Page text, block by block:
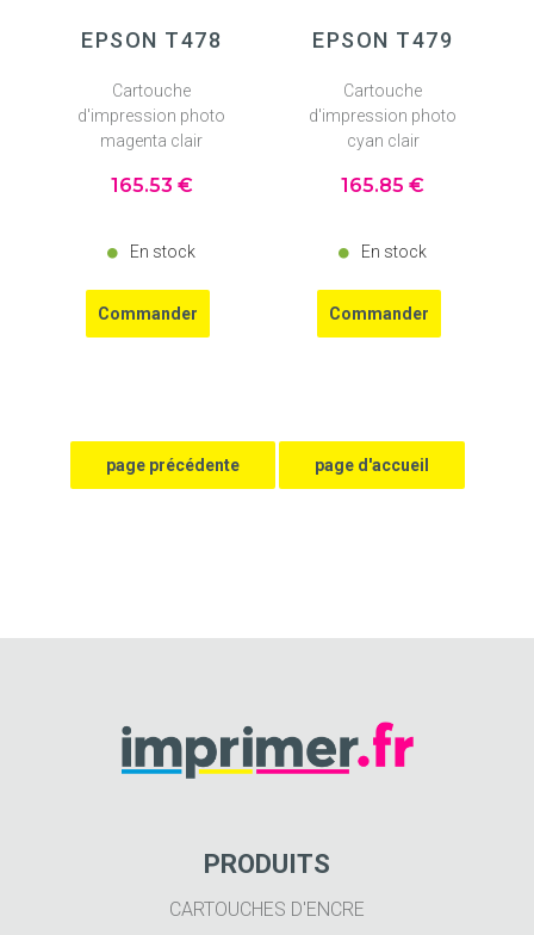
EPSON T478
Cartouche
d'impression photo
magenta clair
165.53 €
En stock
EPSON T479
Cartouche
d'impression photo
cyan clair
165.85 €
En stock
PRODUITS
CARTOUCHES D'ENCRE